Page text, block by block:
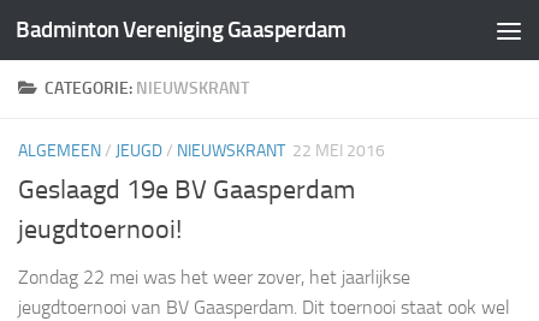
Doorgaan naar inhoud
Badminton Vereniging Gaasperdam
CATEGORIE: NIEUWSKRANT
ALGEMEEN/ JEUGD/ NIEUWSKRANT 22 MEI 2016
Geslaagd 19e BV Gaasperdam
jeugdtoernooi!
Zondag 22 mei was het weer zover, het jaarlijkse
jeugdtoernooi van BV Gaasperdam. Dit toernooi staat ook wel